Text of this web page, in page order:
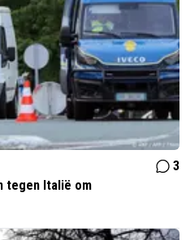
3
tegen Italië om